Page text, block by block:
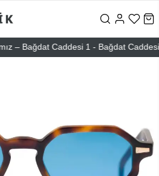
– Bağdat Caddesi 1 - Bağdat Caddesi 2